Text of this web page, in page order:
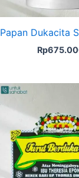
Papan Dukacita
Rp